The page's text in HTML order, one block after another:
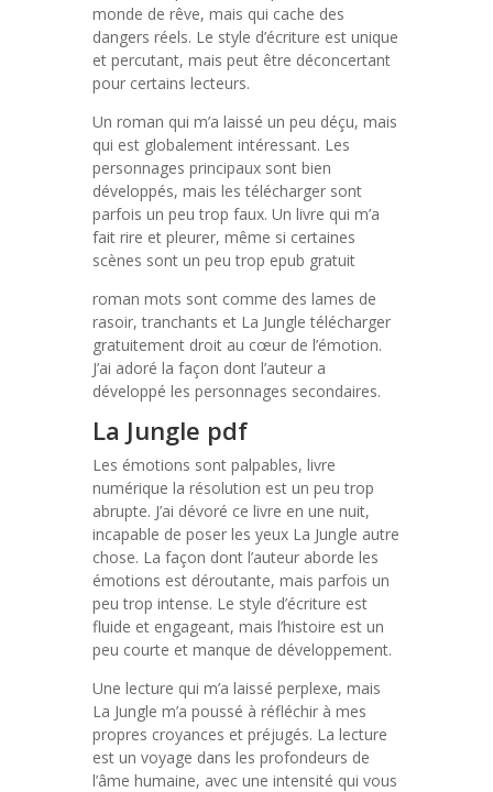
monde de rêve, mais qui cache des
dangers réels. Le style d’écriture est unique
et percutant, mais peut être déconcertant
pour certains lecteurs.
Un roman qui m’a laissé un peu déçu, mais
qui est globalement intéressant. Les
personnages principaux sont bien
développés, mais les télécharger sont
parfois un peu trop faux. Un livre qui m’a
fait rire et pleurer, même si certaines
scènes sont un peu trop epub gratuit
roman mots sont comme des lames de
rasoir, tranchants et La Jungle télécharger
gratuitement droit au cœur de l’émotion.
J’ai adoré la façon dont l’auteur a
développé les personnages secondaires.
La Jungle pdf
Les émotions sont palpables, livre
numérique la résolution est un peu trop
abrupte. J’ai dévoré ce livre en une nuit,
incapable de poser les yeux La Jungle autre
chose. La façon dont l’auteur aborde les
émotions est déroutante, mais parfois un
peu trop intense. Le style d’écriture est
fluide et engageant, mais l’histoire est un
peu courte et manque de développement.
Une lecture qui m’a laissé perplexe, mais
La Jungle m’a poussé à réfléchir à mes
propres croyances et préjugés. La lecture
est un voyage dans les profondeurs de
l’âme humaine, avec une intensité qui vous